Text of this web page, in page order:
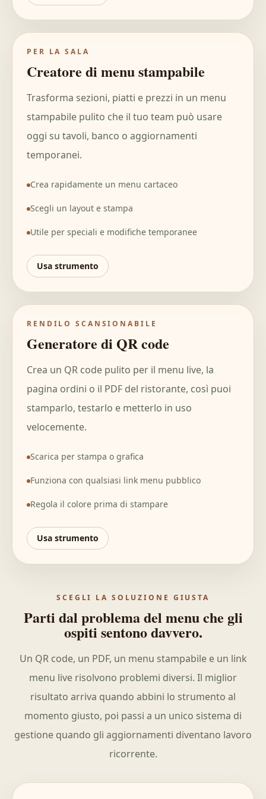
PER LA SALA
Creatore di menu stampabile
Trasforma sezioni, piatti e prezzi in un menu
stampabile pulito che il tuo team può usare
oggi su tavoli, banco o aggiornamenti
temporanei.
Crea rapidamente un menu cartaceo
Scegli un layout e stampa
Utile per speciali e modifiche temporanee
Usa strumento
RENDILO SCANSIONABILE
Generatore di QR code
Crea un QR code pulito per il menu live, la
pagina ordini o il PDF del ristorante, così puoi
stamparlo, testarlo e metterlo in uso
velocemente.
Scarica per stampa o grafica
Funziona con qualsiasi link menu pubblico
Regola il colore prima di stampare
Usa strumento
SCEGLI LA SOLUZIONE GIUSTA
Parti dal problema del menu che gli
ospiti sentono davvero.
Un QR code, un PDF, un menu stampabile e un link
menu live risolvono problemi diversi. Il miglior
risultato arriva quando abbini lo strumento al
momento giusto, poi passi a un unico sistema di
gestione quando gli aggiornamenti diventano lavoro
ricorrente.